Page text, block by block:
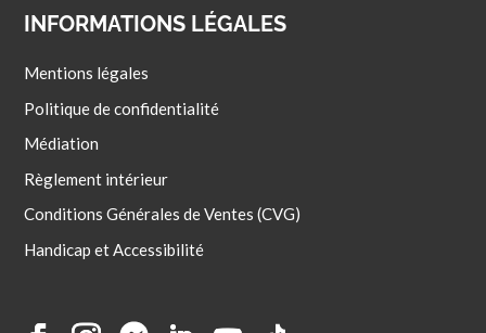
INFORMATIONS LÉGALES
Mentions légales
Politique de confidentialité
Médiation
Règlement intérieur
Conditions Générales de Ventes (CVG)
Handicap et Accessibilité